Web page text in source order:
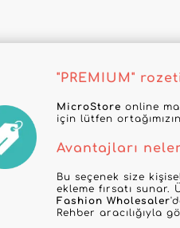
"PREMIUM"
MicroStore online
için lütfen
Avantajları
Bu seçenek size
ekleme fırsatı
Fashion Wholesaler
Rehber aracılığıyla